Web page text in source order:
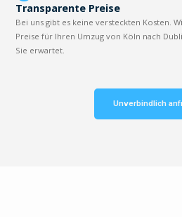
Transparente Preise
Bei uns gibt es keine versteckten Kosten.
Preise für Ihren Umzug von Köln nach
Sie erwartet.
Unverbindlich